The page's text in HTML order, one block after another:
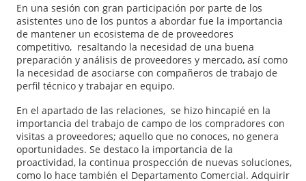
En una sesión con gran participación por parte de los
asistentes uno de los puntos a abordar fue la importancia
de mantener un ecosistema de de proveedores
competitivo, resaltando la necesidad de una buena
preparación y análisis de proveedores y mercado, así como
la necesidad de asociarse con compañeros de trabajo de
perfil técnico y trabajar en equipo.
En el apartado de las relaciones, se hizo hincapié en la
importancia del trabajo de campo de los compradores con
visitas a proveedores; aquello que no conoces, no genera
oportunidades. Se destaco la importancia de la
proactividad, la continua prospección de nuevas soluciones,
como lo hace también el Departamento Comercial. Adquirir